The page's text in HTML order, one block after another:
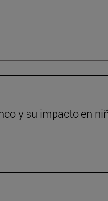
y su impacto en